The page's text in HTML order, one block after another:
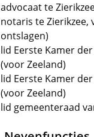
advocaat te
notaris te Zierikzee,
ontslagen)
lid Eerste Kamer
(voor Zeeland)
lid Eerste Kamer
(voor Zeeland)
lid gemeenteraad